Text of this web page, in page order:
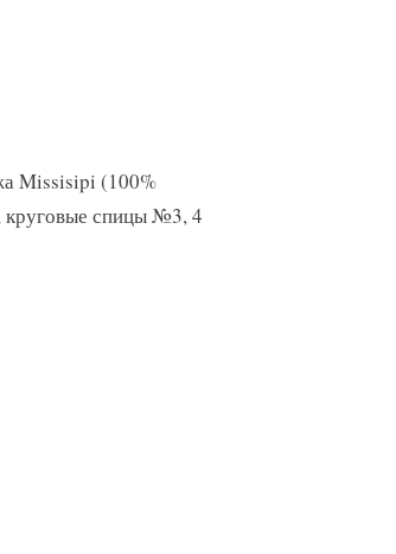
Missisipi (100%
круговые спицы №3, 4